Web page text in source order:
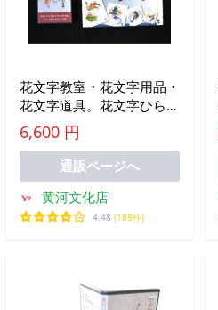
花文字教室・花文字用品・
花文字道具。花文字ひらが
な50音の描き方編ＤＶＤ
＋花文字ひらがな編本セッ
6,600 円
通販ページへ
黄河文化店
4.48 (189件)